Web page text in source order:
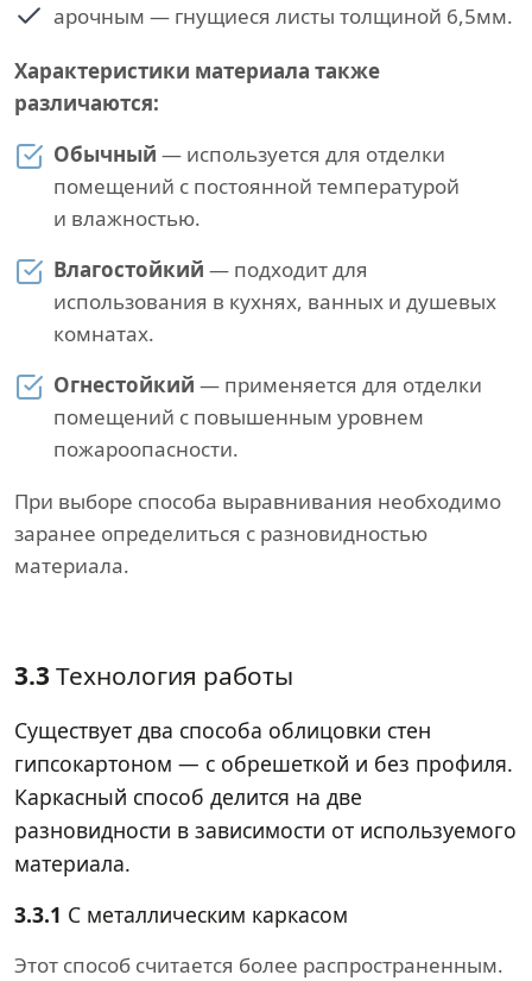
арочным — гнущиеся листы толщиной 6,5мм.
Характеристики материала также
различаются:
Обычный — используется для отделки
помещений с постоянной температурой
и влажностью.
Влагостойкий — подходит для
использования в кухнях, ванных и душевых
комнатах.
Огнестойкий — применяется для отделки
помещений с повышенным уровнем
пожароопасности.
При выборе способа выравнивания необходимо
заранее определиться с разновидностью
материала.
3.3 Технология работы
Существует два способа облицовки стен
гипсокартоном — с обрешеткой и без профиля.
Каркасный способ делится на две
разновидности в зависимости от используемого
материала.
3.3.1 С металлическим каркасом
Этот способ считается более распространенным.